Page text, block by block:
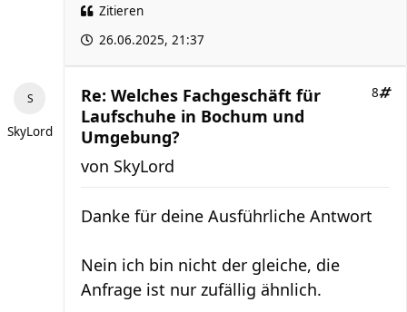
Zitieren
26.06.2025, 21:37
SkyLord
Re: Welches Fachgeschäft für
Laufschuhe in Bochum und
Umgebung?
8
von SkyLord
Danke für deine Ausführliche Antwort
Nein ich bin nicht der gleiche, die
Anfrage ist nur zufällig ähnlich.